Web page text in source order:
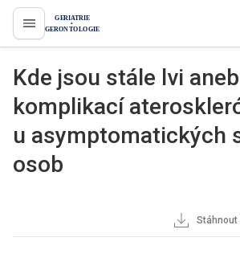
proLékaře.cz
Kde jsou stále lvi
komplikací
u asymptomatických
osob
Stáhnout